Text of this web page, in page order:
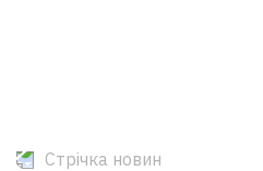
Стрічка новин